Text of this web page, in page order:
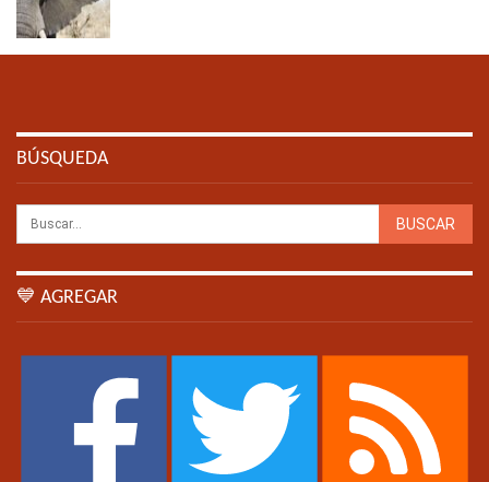
BÚSQUEDA
💙 AGREGAR